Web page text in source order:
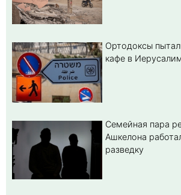
Ортодоксы
кафе в
Семейная пара
Ашкелона
разведку